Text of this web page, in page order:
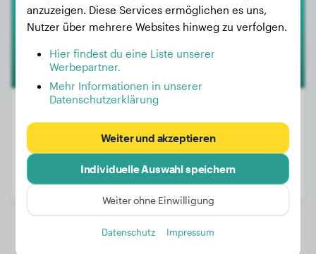
2 Jahre, 1 Monat
Geschlecht:
Rüde
anzuzeigen. Diese Services ermöglichen es uns,
Nutzer über mehrere Websites hinweg zu verfolgen.
Hier findest du eine Liste unserer
Werbepartner.
Mehr Informationen in unserer
Datenschutzerklärung
Weiter und akzeptieren
Individuelle Auswahl speichern
Weiter ohne Einwilligung
Datenschutz Impressum